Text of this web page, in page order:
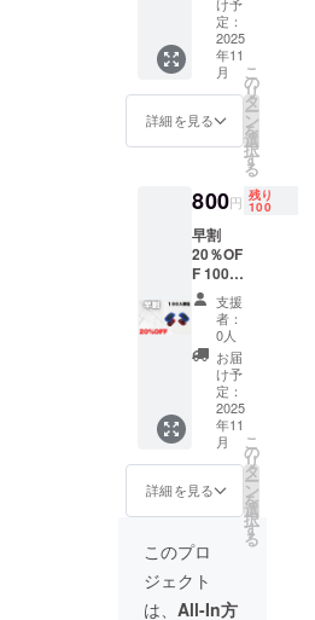
況によ
り出荷
時期が
遅れる
場合が
ござい
ます。
※商品代
する為
に工数
削減を
してお
り出荷
連絡は
致しま
せん。
活動報
告をご
覧くだ
さい本
商品の
メー
カー情
報 製造
国 -中国
Donggu
an
Jianhui
Shoes
Co.,
（税・
送料
込）
【内
容】 足
指スト
レッチ
デバイ
（配送
時期) 商
品到着
は2025
年11月
を想定
してお
りま
す。 ※
製造状
況によ
り出荷
時期が
遅れる
場合が
ござい
ます。
※商品代
を安く
する為
に工数
削減を
定：
2025
年11
月
詳細を見る
こ
の
リ
タ
ー
ン
を
選
択
す
る
800円 残り
100
早割
20％OF
F 100名
限定 定
価1000
→800円
（税・
送料
込）
【内
容】 足
指スト
レッチ
デバイ
ス×２
（配送
時期) 商
品到着
は2025
支援
者：
0人
お届
け予
定：
2025
年11
月
詳細を見る
こ
の
リ
タ
ー
ン
を
選
択
す
る
このプロ
ジェクト
は、 All-In方